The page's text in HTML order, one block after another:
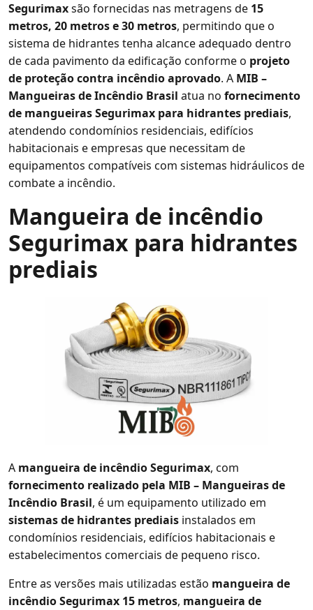
Segurimaxsão fornecidas nas metragens de 15
metros, 20 metros e 30 metros, permitindo que o
sistema de hidrantes tenha alcance adequado dentro
de cada pavimento da edificação conforme o projeto
de proteção contra incêndio aprovado. A MIB –
Mangueiras de Incêndio Brasil atua no fornecimento
de mangueiras Segurimax para hidrantes prediais,
atendendo condomínios residenciais, edifícios
habitacionais e empresas que necessitam de
equipamentos compatíveis com sistemas hidráulicos de
combate a incêndio.
Mangueira de incêndio
Segurimax para hidrantes
prediais
A mangueira de incêndio Segurimax, com
fornecimento realizado pela MIB – Mangueiras de
Incêndio Brasil, é um equipamento utilizado em
sistemas de hidrantes prediais instalados em
condomínios residenciais, edifícios habitacionais e
estabelecimentos comerciais de pequeno risco.
Entre as versões mais utilizadas estão mangueira de
incêndio Segurimax 15 metros, mangueira de